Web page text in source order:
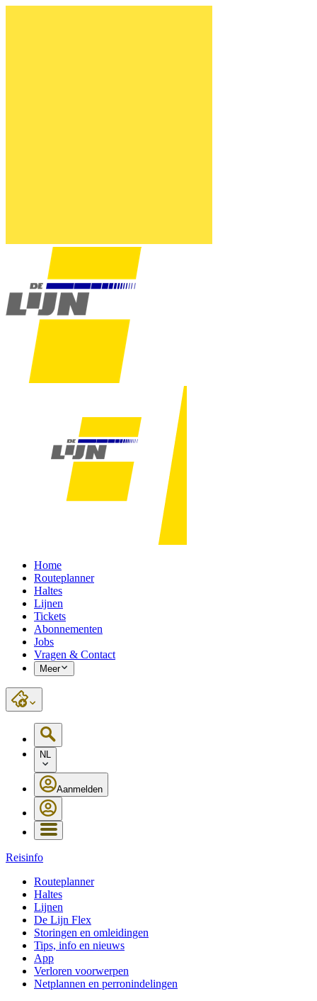
Home
Routeplanner
Haltes
Lijnen
Tickets
Abonnementen
Jobs
Vragen & Contact
Meer
NL
Aanmelden
Reisinfo
Routeplanner
Haltes
Lijnen
De Lijn Flex
Storingen en omleidingen
Tips, info en nieuws
App
Verloren voorwerpen
Netplannen en perronindelingen